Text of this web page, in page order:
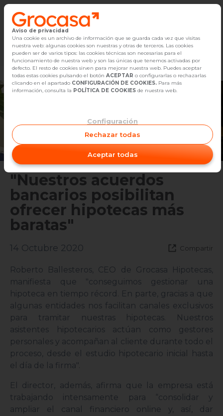
Vender
Buscar Inmuebles
Alquiler
Empleo
Oficinas
Contacto
Marketplace Empleo Diseño Reforma
"Nuestros acuerdos
bancarios posibilitan
ofrecer hipotecas más
baratas"
14 Octubre 2020 Compartir
Roberto Ballesteros, CEO de Grocasa Hipotecas,
manifiesta que "conseguimos gestionar una
hipoteca en tiempo récord. En parte, gracias a que
algunas entidades nos facilitan canales exclusivos
para tramitar nuestras hipotecas. Nuestros
asistentes hipotecarios actúan como gestores
personales y acompañan al cliente durante todo el
proceso, desde el estudio hipotecario inicial hasta
el día de la firma".
El director, además, afirma que la empresa está
trabajando intensamente para “consolidar y
ampliar el canal financiero online y, así, dar
Aviso de privacidad
Una cookie es un archivo de información que se guarda cada vez que visitas
nuestra web: algunas cookies son nuestras y otras de terceros. Las cookies
pueden ser de varios tipos: las cookies técnicas son necesarias para el
funcionamiento de nuestra web y son las únicas que tenemos activadas por
defecto. El resto de cookies sirven para mejorar nuestra web. Puedes aceptar
todas estas cookies pulsando el botón ACEPTAR o configurarlas o rechazarlas
clicando en el apartado CONFIGURACIÓN DE COOKIES. Para más
información, consulta la POLÍTICA DE COOKIES de nuestra web.
Configuración
Rechazar todas
Aceptar todas